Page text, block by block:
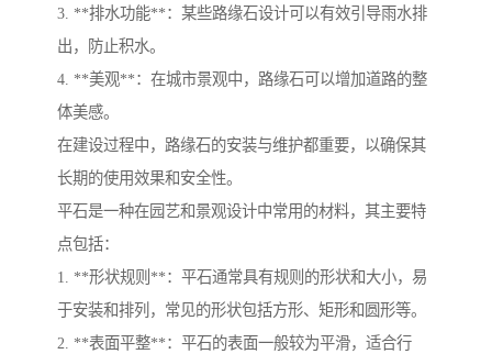
3. **排水功能**：某些路缘石设计可以有效引导雨水排
出，防止积水。
4. **美观**：在城市景观中，路缘石可以增加道路的整
体美感。
在建设过程中，路缘石的安装与维护都重要，以确保其
长期的使用效果和安全性。
平石是一种在园艺和景观设计中常用的材料，其主要特
点包括：
1. **形状规则**：平石通常具有规则的形状和大小，易
于安装和排列，常见的形状包括方形、矩形和圆形等。
2. **表面平整**：平石的表面一般较为平滑，适合行